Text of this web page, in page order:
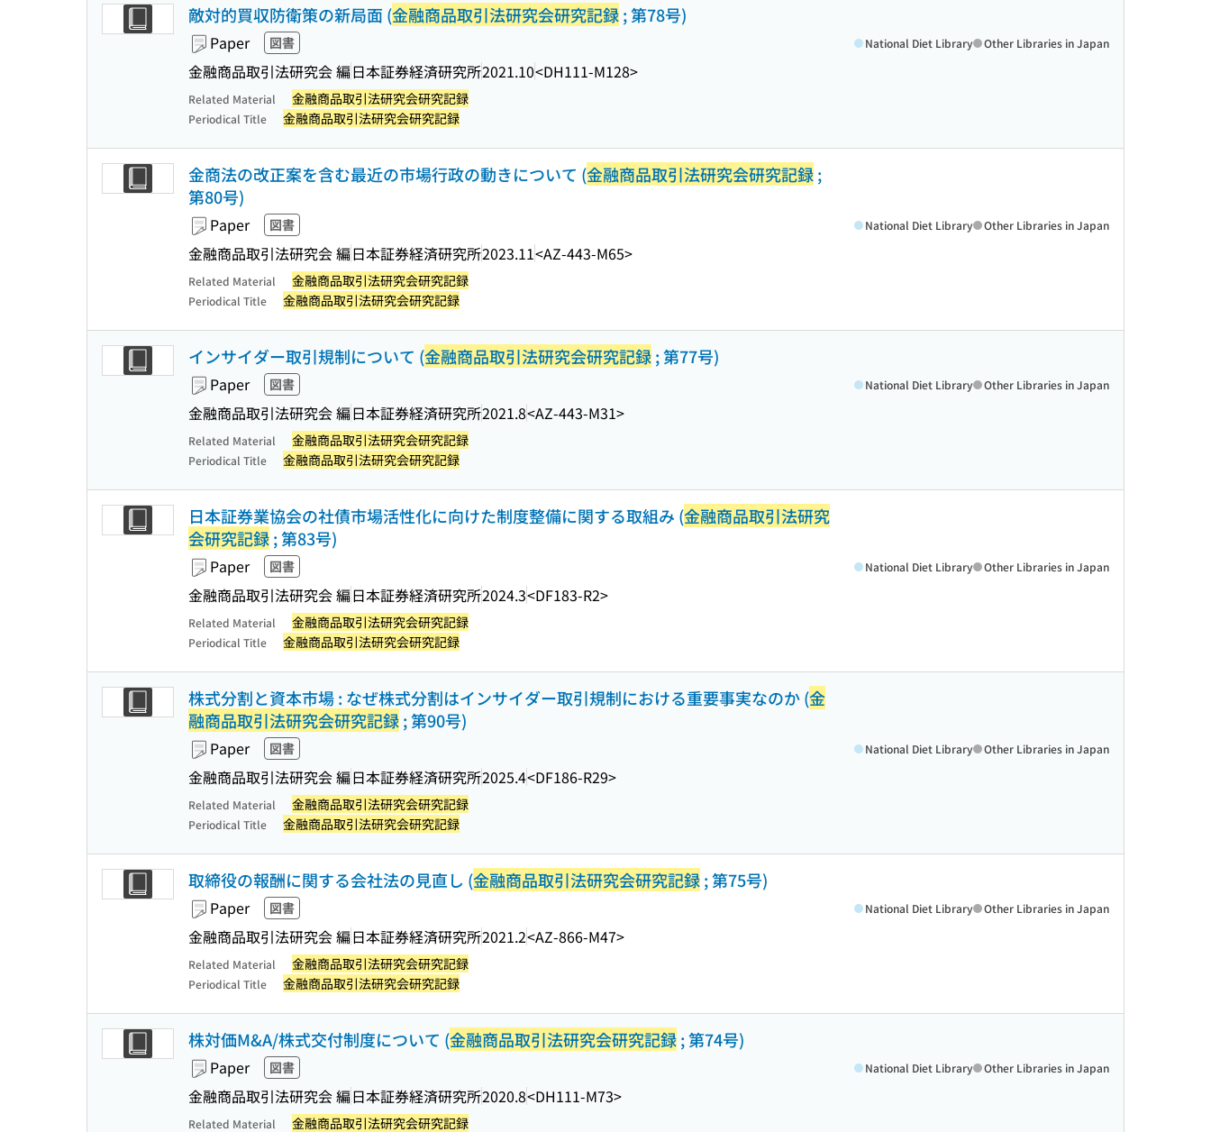
敵対的買収防衛策の新局面 (金融商品取引法研究会研究記録; 第78号)
Paper 図書
金融商品取引法研究会 編日本証券経済研究所2021.10<DH111-M128>
National Diet Library Other Libraries in Japan
Related Material 金融商品取引法研究会研究記録
Periodical Title 金融商品取引法研究会研究記録
金商法の改正案を含む最近の市場行政の動きについて (金融商品取引法研究会研究記録;
第80号)
Paper 図書
金融商品取引法研究会 編日本証券経済研究所2023.11<AZ-443-M65>
National Diet Library Other Libraries in Japan
Related Material 金融商品取引法研究会研究記録
Periodical Title 金融商品取引法研究会研究記録
インサイダー取引規制について (金融商品取引法研究会研究記録; 第77号)
Paper 図書
金融商品取引法研究会 編日本証券経済研究所2021.8<AZ-443-M31>
National Diet Library Other Libraries in Japan
Related Material 金融商品取引法研究会研究記録
Periodical Title 金融商品取引法研究会研究記録
日本証券業協会の社債市場活性化に向けた制度整備に関する取組み (金融商品取引法研究
会研究記録; 第83号)
Paper 図書
金融商品取引法研究会 編日本証券経済研究所2024.3<DF183-R2>
National Diet Library Other Libraries in Japan
Related Material 金融商品取引法研究会研究記録
Periodical Title 金融商品取引法研究会研究記録
株式分割と資本市場 : なぜ株式分割はインサイダー取引規制における重要事実なのか (金
融商品取引法研究会研究記録; 第90号)
Paper 図書
金融商品取引法研究会 編日本証券経済研究所2025.4<DF186-R29>
National Diet Library Other Libraries in Japan
Related Material 金融商品取引法研究会研究記録
Periodical Title 金融商品取引法研究会研究記録
取締役の報酬に関する会社法の見直し (金融商品取引法研究会研究記録; 第75号)
Paper 図書
金融商品取引法研究会 編日本証券経済研究所2021.2<AZ-866-M47>
National Diet Library Other Libraries in Japan
Related Material 金融商品取引法研究会研究記録
Periodical Title 金融商品取引法研究会研究記録
株対価M&A/株式交付制度について (金融商品取引法研究会研究記録; 第74号)
Paper 図書
金融商品取引法研究会 編日本証券経済研究所2020.8<DH111-M73>
National Diet Library Other Libraries in Japan
Related Material 金融商品取引法研究会研究記録